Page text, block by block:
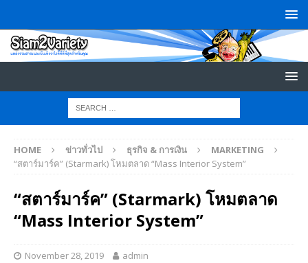
HOME ข่าวทั่วไป ธุรกิจ & การเงิน
MARKETING
“สตาร์มาร์ค” (Starmark) โหมตลาด “Mass Interior System”
“สตาร์มาร์ค” (Starmark) โหมตลาด
“Mass Interior System”
November 28, 2019 admin